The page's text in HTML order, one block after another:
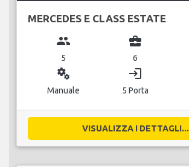
MERCEDES E CLASS ESTATE
group
5
business_center
6
miscellaneous_services
Manuale
login
5 Porta
VISUALIZZA I DETTAGLI...